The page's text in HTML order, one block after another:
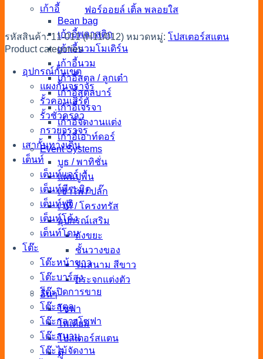
เก้าอี้
Bean bag
เก้าอี้พลาสติก
เก้าอี้นวมโมเดิร์น
เก้าอี้นวม
เก้าอี้สตูล / ลูกเต๋า
เก้าอี้สตูลบาร์
เก้าอี้เจรจา
เก้าอี้จัดงานแต่ง
เก้าอี้เอาท์ดอร์
Event Systems
บูธ / พาทิชั่น
แผ่นปูพื้น
เช่าไฟ / ปลั๊ก
เวที / โครงทรัส
อุปกรณ์เสริม
ถังขยะ
ชั้นวางของ
ร่มสนาม สีขาว
กระจกแต่งตัว
อื่นๆ
โซฟา
โพเดียม
โปสเตอร์สแตน
ตู้
ฟอร์ออยล์ เติ้ล พลอยใส
รหัสสินค้า:11-011 (H11/012) หมวดหมู่: โปสเตอร์สแตน
Product categories
อุปกรณ์กั้นเขต
แผงกั้นจราจร
รั้วคอนเสิร์ต
รั้วชั่วคราว
กรวยจราจร
เสากั้นทางเดิน
เต็นท์
เต็นท์แอร์
เต็นท์พีระมิด
เต็นท์ฟูจิ
เต็นท์โค้ง
เต็นท์โดม
โต๊ะ
โต๊ะหน้าขาว
โต๊ะบาร์สูง
โต๊ะปิดการขาย
โต๊ะสตูล
โต๊ะกลางโซฟา
โต๊ะสนาม
โต๊ะไม้จัดงาน